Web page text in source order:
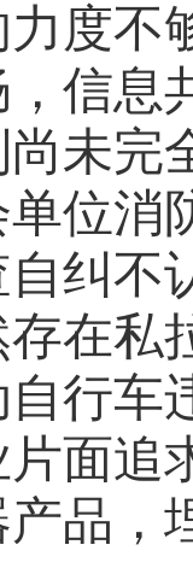
度不
信息
未完
位消
纠不
在私
行车
面追
品，